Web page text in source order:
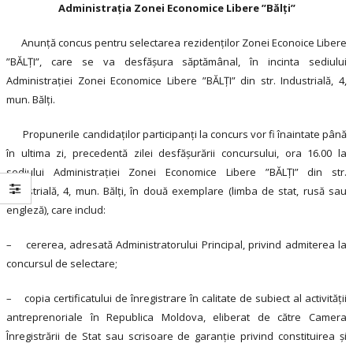
Administraţia Zonei Economice Libere ”Bălţi”
Anunţă concus pentru selectarea rezidenţilor Zonei Econoice Libere
”BĂLŢI”, care se va desfăşura săptămânal, în incinta sediului
Administraţiei Zonei Economice Libere ”BĂLŢI” din str. Industrială, 4,
mun. Bălţi.
Propunerile candidaţilor participanţi la concurs vor fi înaintate până
în ultima zi, precedentă zilei desfăşurării concursului, ora 16.00 la
sediului Administraţiei Zonei Economice Libere ”BĂLŢI” din str.
Industrială, 4, mun. Bălţi, în două exemplare (limba de stat, rusă sau
engleză), care includ:
– cererea, adresată Administratorului Principal, privind admiterea la
concursul de selectare;
– copia certificatului de înregistrare în calitate de subiect al activităţii
antreprenoriale în Republica Moldova, eliberat de către Camera
Înregistrării de Stat sau scrisoare de garanţie privind constituirea şi